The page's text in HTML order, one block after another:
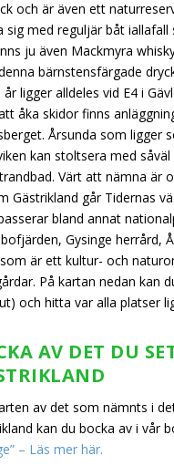
och är även ett
sig med reguljär båt iallafall
ju även Mackmyra
bärnstensfärgade
år ligger alldeles vid E4 i
åka skidor finns
Årsunda som ligger
kan stoltsera med såväl
Värt att nämna är
Gästrikland går Tidernas
bland annat
Gysinge herrård,
är ett kultur- och
På kartan nedan kan
och hitta var alla platser
AV DET DU
av det som nämnts i
kan du bocka av i vår
– Läs mer här.